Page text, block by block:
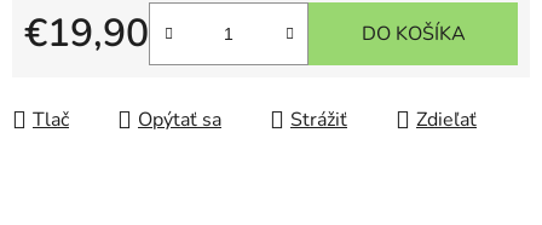
€19,90
Jednotková cena:
DO KOŠÍKA
Tlač Opýtať sa Strážiť Zdieľať